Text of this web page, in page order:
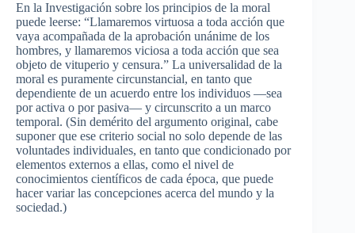
En la Investigación sobre los principios de la moral
puede leerse: “Llamaremos virtuosa a toda acción que
vaya acompañada de la aprobación unánime de los
hombres, y llamaremos viciosa a toda acción que sea
objeto de vituperio y censura.” La universalidad de la
moral es puramente circunstancial, en tanto que
dependiente de un acuerdo entre los individuos —sea
por activa o por pasiva— y circunscrito a un marco
temporal. (Sin demérito del argumento original, cabe
suponer que ese criterio social no solo depende de las
voluntades individuales, en tanto que condicionado por
elementos externos a ellas, como el nivel de
conocimientos científicos de cada época, que puede
hacer variar las concepciones acerca del mundo y la
sociedad.)